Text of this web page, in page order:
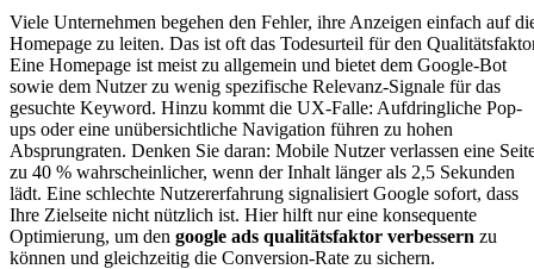
Viele Unternehmen begehen den Fehler, ihre Anzeigen einfach auf
Homepage zu leiten. Das ist oft das Todesurteil für den
Eine Homepage ist meist zu allgemein und bietet dem Google-Bot
sowie dem Nutzer zu wenig spezifische Relevanz-Signale für das
gesuchte Keyword. Hinzu kommt die UX-Falle: Aufdringliche Pop-
ups oder eine unübersichtliche Navigation führen zu hohen
Absprungraten. Denken Sie daran: Mobile Nutzer verlassen eine
zu 40 % wahrscheinlicher, wenn der Inhalt länger als 2,5 Sekunden
lädt. Eine schlechte Nutzererfahrung signalisiert Google sofort, dass
Ihre Zielseite nicht nützlich ist. Hier hilft nur eine konsequente
Optimierung, um den google ads qualitätsfaktor verbessern zu
können und gleichzeitig die Conversion-Rate zu sichern.